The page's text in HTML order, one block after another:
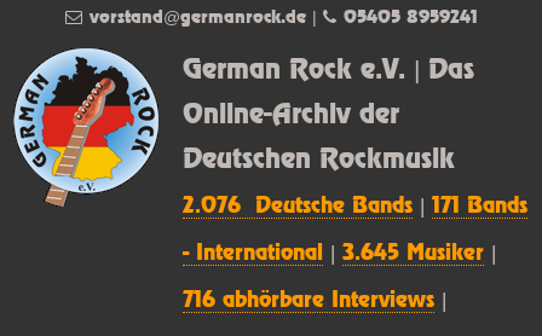
German Rock e.V. | Das
Online-Archiv der
Deutschen Rockmusik
2.076 Deutsche Bands |171 Bands
- International |3.645 Musiker
716 abhörbare Interviews
vorstand@germanrock.de| 05405 8959241